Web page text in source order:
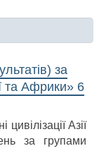
за
та Африки» 6
Азії
за групами